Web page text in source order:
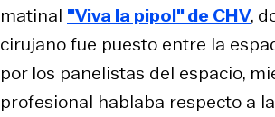
matinal "Viva la pipol" de CHV,
cirujano fue puesto entre la
por los panelistas del espacio,
profesional hablaba respecto a